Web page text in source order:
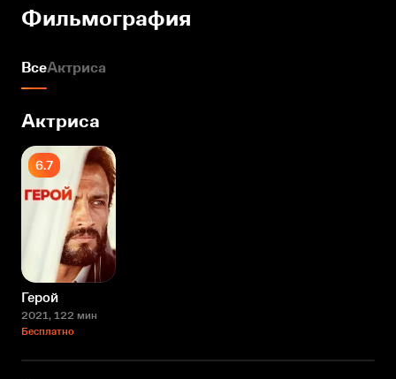
Фильмография
ВсеАктриса
Актриса
6.7
Герой
2021, 122 мин
Бесплатно